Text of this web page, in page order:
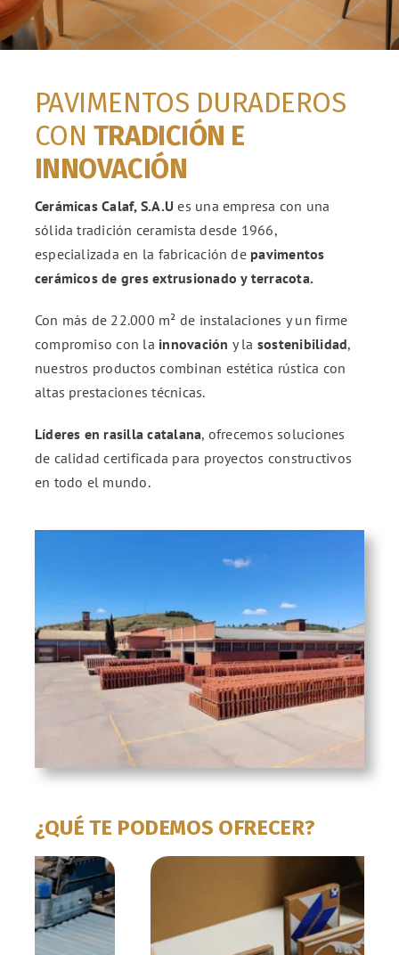
ENG
PAVIMENTOS DURADEROS
CON TRADICIÓN E
INNOVACIÓN
Cerámicas Calaf, S.A.U es una empresa con una
sólida tradición ceramista desde 1966,
especializada en la fabricación de pavimentos
cerámicos de gres extrusionado y terracota.
Con más de 22.000 m² de instalaciones y un firme
compromiso con la innovación y la sostenibilidad,
nuestros productos combinan estética rústica con
altas prestaciones técnicas.
Líderes en rasilla catalana, ofrecemos soluciones
de calidad certificada para proyectos constructivos
en todo el mundo.
¿QUÉ TE PODEMOS OFRECER?